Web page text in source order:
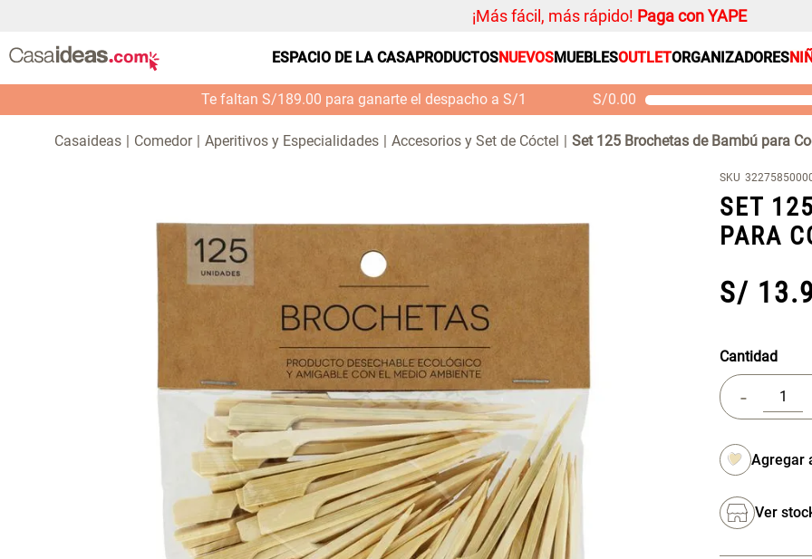
¡Más fácil, más rápido! Paga con YAPE
ESPACIO DE LA CASAPRODUCTOSNUEVOSMUEBLESOUTLETORGANIZADORES
Te faltan S/189.00 para ganarte el despacho a S/1 S/0.00
Comedor Aperitivos y Especialidades Accesorios y Set de Cóctel Set 125 Brochetas de Bambú para
SKU
SET
PARA
S/ 13.
Cantidad
-
Ver
Bambú Inodoro con
Puerta 65x28x171 cm
S/ 261.00 S/
Organizador
Cojin
Alfombra
Mantel
Individuales
Cortinas